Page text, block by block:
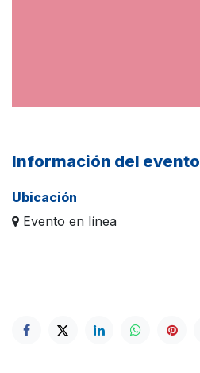
Información del evento
Ubicación
Evento en línea